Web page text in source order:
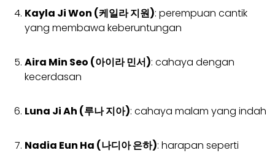
Kayla Ji Won (케일라 지원): perempuan cantik
yang membawa keberuntungan
Aira Min Seo (아이라 민서): cahaya dengan
kecerdasan
Luna Ji Ah (루나 지아): cahaya malam yang indah
Nadia Eun Ha (나디아 은하): harapan seperti